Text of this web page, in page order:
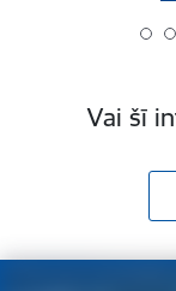
Vai šī